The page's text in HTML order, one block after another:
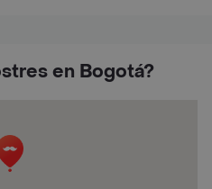
en Bogotá?